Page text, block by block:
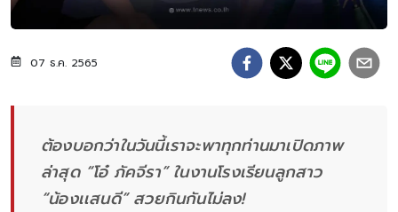
07 ธ.ค. 2565
ต้องบอกว่าในวันนี้เราจะพาทุกท่านมาเปิดภาพ
ล่าสุด “โอ๋ ภัคจีรา” ในงานโรงเรียนลูกสาว
“น้องเเสนดี” สวยกินกันไม่ลง!